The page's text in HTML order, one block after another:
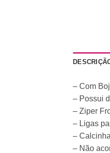
– Com
– Possui
– Ziper
– Ligas
–
– Não